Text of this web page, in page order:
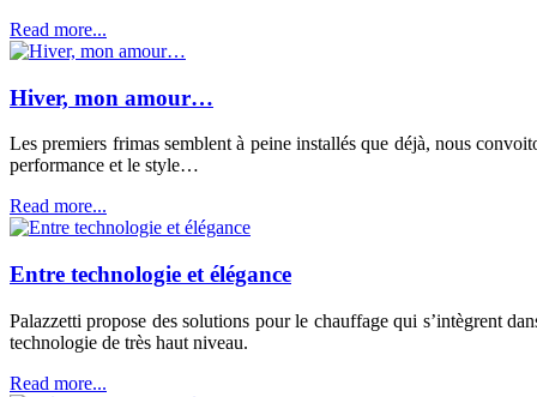
Read more...
Hiver, mon amour…
Les premiers frimas semblent à peine installés que déjà, nous
performance et le style…
Read more...
Entre technologie et élégance
Palazzetti propose des solutions pour le chauffage qui s’intègrent
technologie de très haut niveau.
Read more...